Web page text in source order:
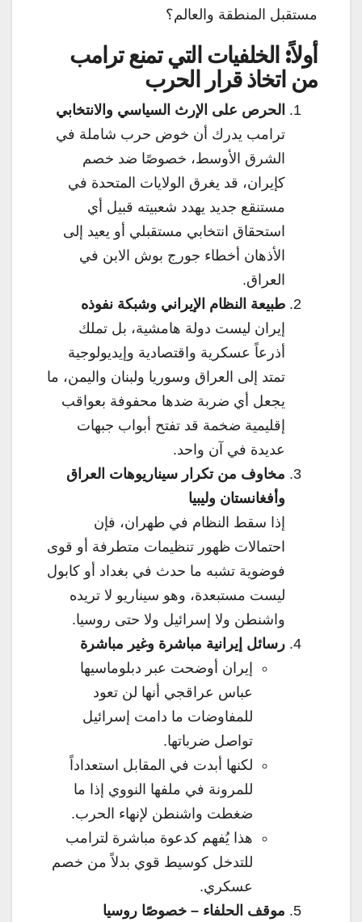
مستقبل المنطقة والعالم؟
أولاً: الخلفيات التي تمنع ترامب
من اتخاذ قرار الحرب
الحرص على الإرث السياسي والانتخابي
ترامب يدرك أن خوض حرب شاملة في
الشرق الأوسط، خصوصًا ضد خصم
كإيران، قد يغرق الولايات المتحدة في
مستنقع جديد يهدد شعبيته قبيل أي
استحقاق انتخابي مستقبلي أو يعيد إلى
الأذهان أخطاء جورج بوش الابن في
العراق.
طبيعة النظام الإيراني وشبكة نفوذه
إيران ليست دولة هامشية، بل تملك
أذرعاً عسكرية واقتصادية وإيديولوجية
تمتد إلى العراق وسوريا ولبنان واليمن، ما
يجعل أي ضربة ضدها محفوفة بعواقب
إقليمية ضخمة قد تفتح أبواب جبهات
عديدة في آن واحد.
مخاوف من تكرار سيناريوهات العراق
وأفغانستان وليبيا
إذا سقط النظام في طهران، فإن
احتمالات ظهور تنظيمات متطرفة أو قوى
فوضوية تشبه ما حدث في بغداد أو كابول
ليست مستبعدة، وهو سيناريو لا تريده
واشنطن ولا إسرائيل ولا حتى روسيا.
رسائل إيرانية مباشرة وغير مباشرة
إيران أوضحت عبر دبلوماسيها
عباس عراقجي أنها لن تعود
للمفاوضات ما دامت إسرائيل
تواصل ضرباتها.
لكنها أبدت في المقابل استعداداً
للمرونة في ملفها النووي إذا ما
ضغطت واشنطن لإنهاء الحرب.
هذا يُفهم كدعوة مباشرة لترامب
للتدخل كوسيط قوي بدلاً من خصم
عسكري.
موقف الحلفاء – خصوصًا روسيا